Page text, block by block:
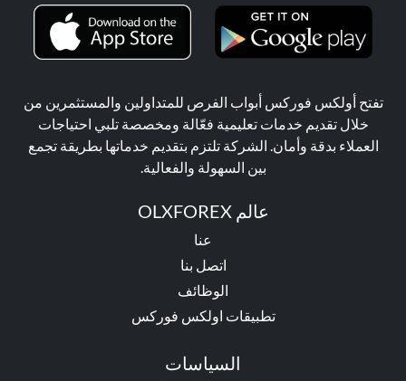
تفتح أولكس فوركس أبواب الفرص للمتداولين والمستثمرين من
خلال تقديم خدمات تعليمية فعّالة ومخصصة تلبي احتياجات
العملاء بدقة وأمان. الشركة تلتزم بتقديم خدماتها بطريقة تجمع
بين السهولة والفعالية.
عالم OLXFOREX
عنا
اتصل بنا
الوظائف
تطبيقات اولكس فوركس
السياسات